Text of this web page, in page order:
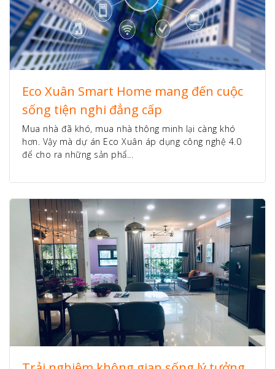
Eco Xuân Smart Home mang đến cuộc
sống tiện nghi đẳng cấp
Mua nhà đã khó, mua nhà thông minh lại càng khó
hơn. Vậy mà dự án Eco Xuân áp dụng công nghệ 4.0
để cho ra những sản phẩ...